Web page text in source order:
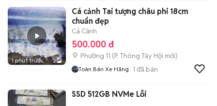
1 phút trước 2
Cá cảnh Tai tượng châu phi 18cm
chuẩn đẹp
Cá Cảnh
500.000 đ
Phường 11 (P. Thông Tây Hội mới)
Toàn Bán Xe Hãng 1 đã bán
SSD 512GB NVMe Lỗi